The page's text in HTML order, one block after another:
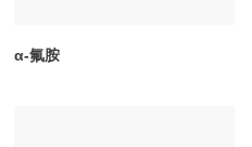
α-氟胺